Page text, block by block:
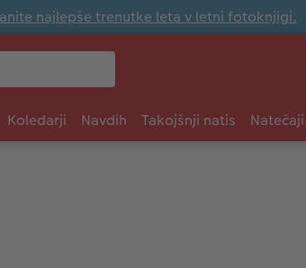
najlepše trenutke leta v letni fotoknjigi.
Koledarji Navdih Takojšnji natis Natečaji